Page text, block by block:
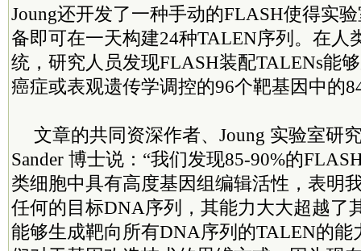
Joung还开发了一种手动的FLASH使得实
备即可在一天构建24种TALEN序列。在人
统，研究人员发现FLASH装配TALENs能
癌症或表观遗传学调控的96个靶基因中的
文章的共同资深作者、Joung 实验室研
Sander 博士说：“我们发现85-90%的
类细胞中具有高度基因组编辑活性，表明
任何的目标DNA序列，其能力大大超越了
能够生成靶向所有DNA序列的TALEN的能